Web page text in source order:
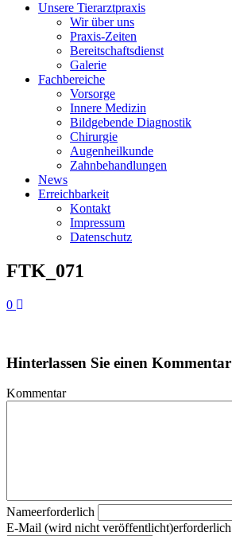
Unsere Tierarztpraxis
Wir über uns
Praxis-Zeiten
Bereitschaftsdienst
Galerie
Fachbereiche
Vorsorge
Innere Medizin
Bildgebende Diagnostik
Chirurgie
Augenheilkunde
Zahnbehandlungen
News
Erreichbarkeit
Kontakt
Impressum
Datenschutz
FTK_071
0
Hinterlassen Sie einen Kommentar
Kommentar
Nameerforderlich
E-Mail (wird nicht veröffentlicht)erforderlich